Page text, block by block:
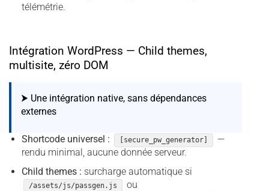
télémétrie.
Intégration WordPress — Child themes,
multisite, zéro DOM
⮞ Une intégration native, sans dépendances
externes
Shortcode universel : [secure_pw_generator]
—
rendu minimal, aucune donnée serveur.
Child themes : surcharge automatique si
/assets/js/passgen.js ou